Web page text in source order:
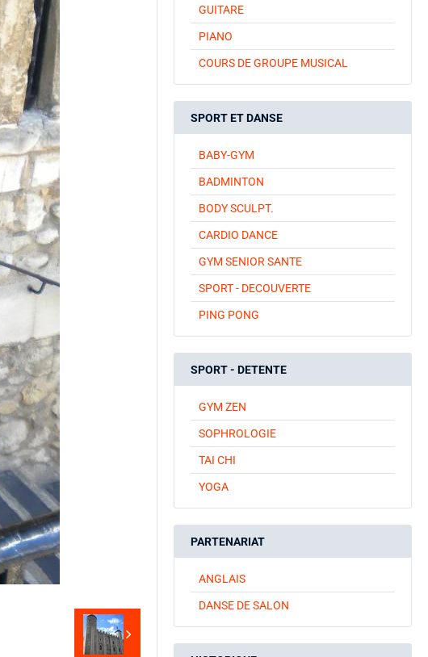
GUITARE
PIANO
COURS DE GROUPE MUSICAL
SPORT ET DANSE
BABY-GYM
BADMINTON
BODY SCULPT.
CARDIO DANCE
GYM SENIOR SANTE
SPORT - DECOUVERTE
PING PONG
SPORT - DETENTE
GYM ZEN
SOPHROLOGIE
TAI CHI
YOGA
PARTENARIAT
ANGLAIS
DANSE DE SALON